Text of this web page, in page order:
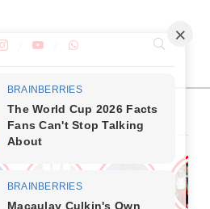
Comércio & Turismo